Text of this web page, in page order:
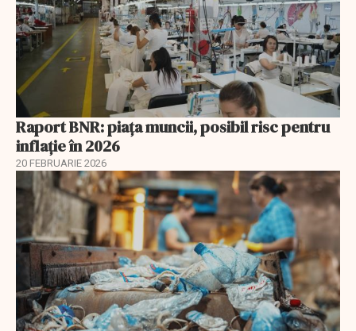
Raport BNR: piața muncii, posibil risc pentru
inflație în 2026
20 FEBRUARIE 2026